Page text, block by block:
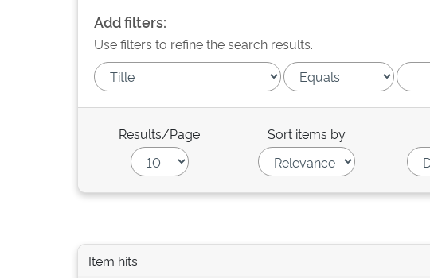
Add filters:
Use filters to refine the search results.
Results/Page Sort items by
Item hits: